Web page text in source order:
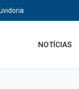
NOTÍCIAS